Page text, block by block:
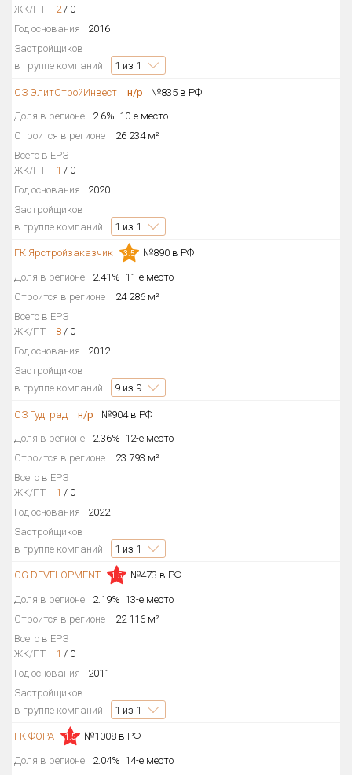
ЖК/ПТ 2/ 0
Год основания
2016
Застройщиков
в группе компаний
1 из 1
СЗ ЭлитСтройИнвест н/р
№835 в РФ
Доля в регионе
2.6% 10-е место
Строится в регионе
26 234 м²
Всего в ЕРЗ
ЖК/ПТ
1 / 0
Год основания
2020
Застройщиков
в группе компаний
1 из 1
ГК Ярстройзаказчик 3.5 №890 в РФ
Доля в регионе 2.41% 11-е место
Строится в регионе
24 286 м²
Всего в ЕРЗ
ЖК/ПТ
8 / 0
Год основания
2012
Застройщиков
в группе компаний
9 из 9
СЗ Гудград н/р
№904 в РФ
Доля в регионе
2.36% 12-е место
Строится в регионе
23 793 м²
Всего в ЕРЗ
ЖК/ПТ
1 / 0
Год основания
2022
Застройщиков
в группе компаний
1 из 1
CG DEVELOPMENT 1.5 №473 в РФ
Доля в регионе 2.19% 13-е место
Строится в регионе
22 116 м²
Всего в ЕРЗ
ЖК/ПТ
1 / 0
Год основания
2011
Застройщиков
в группе компаний
1 из 1
ГК ФОРА 1.5 №1008 в РФ
Доля в регионе 2.04% 14-е место